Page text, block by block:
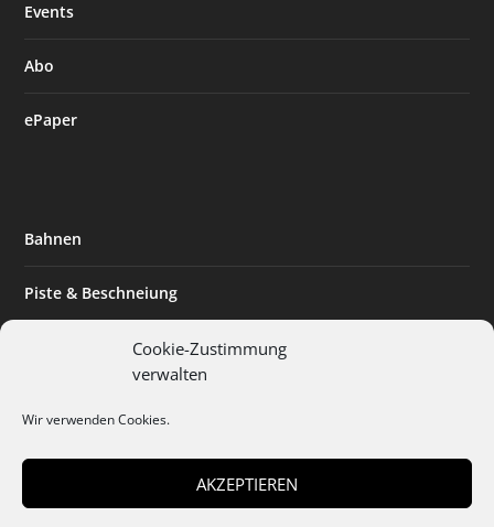
Cookie-Zustimmung
verwalten
Wir verwenden Cookies.
AKZEPTIEREN
Events
Abo
ePaper
Bahnen
Piste & Beschneiung
Expertise & Technik